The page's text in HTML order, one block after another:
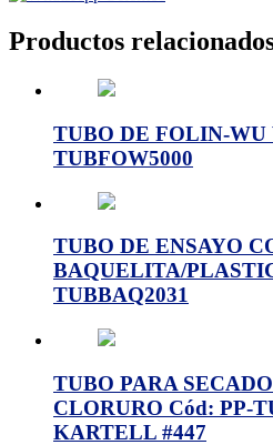
Productos
TUBO DE FOLIN-
TUBFOW5000
TUBO DE ENSAYO
BAQUELITA/
TUBBAQ2031
TUBO PARA
CLORURO Cód: PP-
KARTELL #447